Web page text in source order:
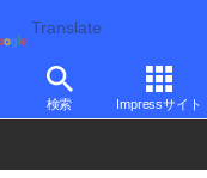
Translate
検索 Impressサイト
ォン ゲーミングノー